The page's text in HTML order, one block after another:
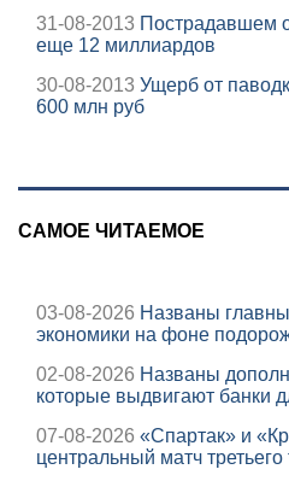
31-08-2013 Пострадавшем
еще 12 миллиардов
30-08-2013 Ущерб от
600 млн руб
САМОЕ ЧИТАЕМОЕ
03-08-2026 Названы
экономики на фоне
02-08-2026 Названы
которые выдвигают банки
07-08-2026 «Спартак» и
центральный матч